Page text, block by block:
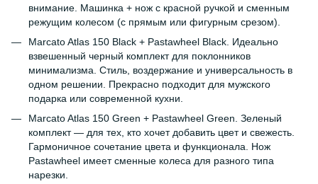
внимание. Машинка + нож с красной ручкой и сменным
режущим колесом (с прямым или фигурным срезом).
Marcato Atlas 150 Black + Pastawheel Black. Идеально
взвешенный черный комплект для поклонников
минимализма. Стиль, воздержание и универсальность в
одном решении. Прекрасно подходит для мужского
подарка или современной кухни.
Marcato Atlas 150 Green + Pastawheel Green. Зеленый
комплект — для тех, кто хочет добавить цвет и свежесть.
Гармоничное сочетание цвета и функционала. Нож
Pastawheel имеет сменные колеса для разного типа
нарезки.